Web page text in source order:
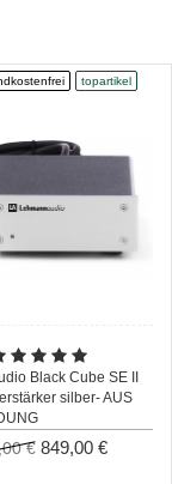
topartikel
Black Cube SE II
silber- AUS
€ 849,00 €